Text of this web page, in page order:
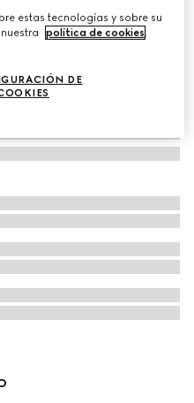
estas tecnologías y sobre su
política de cookies.
DE